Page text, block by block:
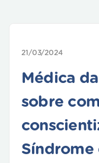
21/03/2024
Médica
sobre
Síndrome